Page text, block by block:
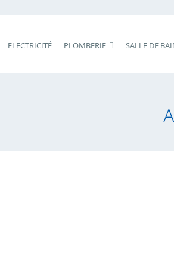
ELECTRICITÉ PLOMBERIE SALLE DE